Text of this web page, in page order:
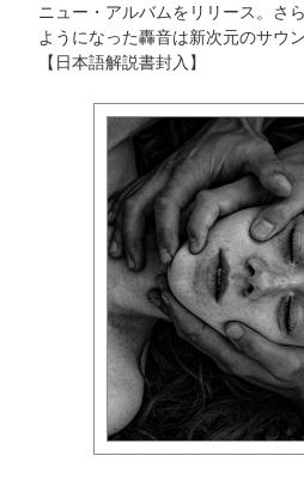
ニュー・アルバムをリリース。さ
ようになった轟音は新次元のサウ
【日本語解説書封入】